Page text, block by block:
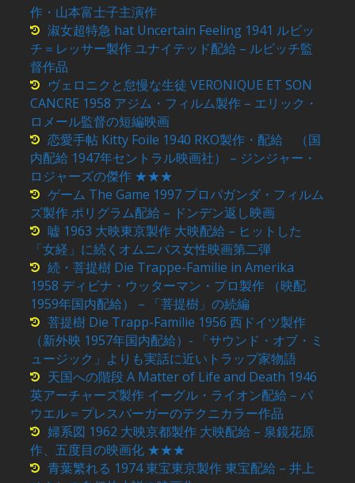
作・山本富士子主演作
淑女超特急 hat Uncertain Feeling 1941 ルビッ
チ＝レッサー製作 ユナイテッド配給 – ルビッチ監
督作品
ヴェロニクと怠慢な生徒 VERONIQUE ET SON
CANCRE 1958 アジム・フィルム製作 – エリック・
ロメール監督の短編映画
恋愛手帖 Kitty Foile 1940 RKO製作・配給 （国
内配給 1947年セントラル映画社） – ジンジャー・
ロジャーズの傑作 ★★★
ゲーム The Game 1997 プロパガンダ・フィルム
ズ製作 ポリグラム配給 – ドンデン返し映画
嘘 1963 大映東京製作 大映配給 – ヒットした
「女経」に続くオムニバス女性映画第二弾
続・菩提樹 Die Trappe-Familie in Amerika
1958 ディビナ・ウッターマン・プロ製作 （映配
1959年国内配給） – 「菩提樹」の続編
菩提樹 Die Trapp-Familie 1956 西ドイツ製作
（新外映 1957年国内配給）- 「サウンド・オブ・ミ
ュージック」よりも実話に近いトラップ家物語
天国への階段 A Matter of Life and Death 1946
英アーチャーズ製作 イーグル・ライオン配給 – パ
ウエル＝プレスバーガーのテクニカラー作品
婦系図 1962 大映京都製作 大映配給 – 泉鏡花原
作、五度目の映画化 ★★★
青葉繁れる 1974 東宝東京製作 東宝配給 – 井上